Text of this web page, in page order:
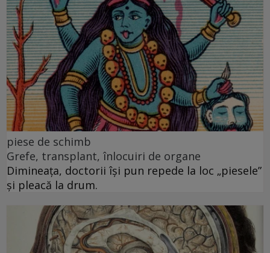
piese de schimb
Grefe, transplant, înlocuiri de organe
Dimineața, doctorii își pun repede la loc „piesele”
și pleacă la drum.